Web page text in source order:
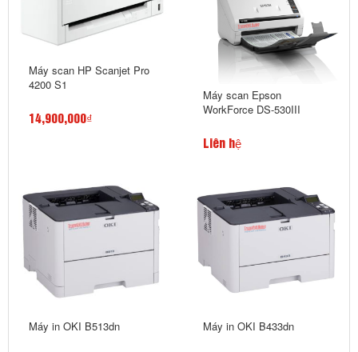
Máy scan HP Scanjet Pro
4200 S1
14,900,000₫
Máy scan Epson
WorkForce DS-530III
Liên hệ
Máy in OKI B513dn Máy in OKI B433dn